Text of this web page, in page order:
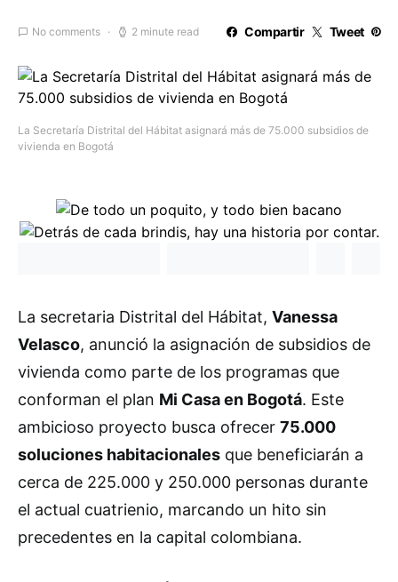
No comments 2 minute read Compartir Tweet
La Secretaría Distrital del Hábitat asignará más de 75.000 subsidios de
vivienda en Bogotá
La secretaria Distrital del Hábitat, Vanessa
Velasco, anunció la asignación de subsidios de
vivienda como parte de los programas que
conforman el plan Mi Casa en Bogotá. Este
ambicioso proyecto busca ofrecer 75.000
soluciones habitacionales que beneficiarán a
cerca de 225.000 y 250.000 personas durante
el actual cuatrienio, marcando un hito sin
precedentes en la capital colombiana.